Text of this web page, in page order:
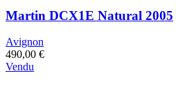
Martin DCX1E Natural 2005
Avignon
490,00 €
Vendu